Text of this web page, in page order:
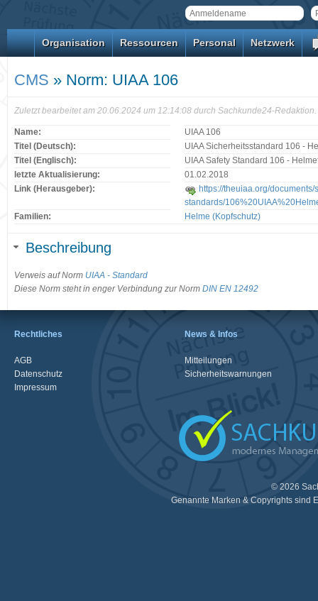
Organisation Ressourcen Personal Netzwerk
CMS » Norm: UIAA 106
Zuletzt bearbeitet am 20.06.2024 um 12:14:08 durch Sachkunde24-Redaktion.
Name:
UIAA 106
Titel (Deutsch):
UIAA Sicherheitsstandard 106 -
Titel (Englisch):
UIAA Safety Standard 106 -
letzte Aktualisierung:
01.02.2018
Link (Herausgeber):
https://theuiaa.org/documents/
standards/
Familien:
Helme (Kopfschutz)
Beschreibung
Verweis auf Norm UIAA - Standard
Diese Norm steht in enger Verbindung zur Norm DIN EN 12492
Rechtliches
AGB
Datenschutz
Impressum
News & Infos
Mitteilungen
Sicherheitswarnungen
© 2026
Genannte Marken & Copyrights sind